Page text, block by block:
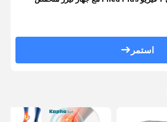
استمر